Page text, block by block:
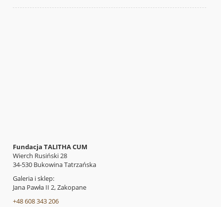
Fundacja TALITHA CUM
Wierch Rusiński 28
34-530 Bukowina Tatrzańska
Galeria i sklep:
Jana Pawła II 2, Zakopane
+48 608 343 206